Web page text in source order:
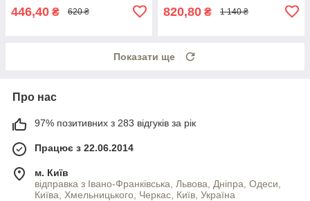
446,40 ₴ 620 ₴ 820,80 ₴ 1 140 ₴
Показати ще
Про нас
97% позитивних з 283 відгуків за рік
Працює з 22.06.2014
м. Київ
відправка з Івано-Франківська, Львова, Дніпра, Одеси,
Київа, Хмельницького, Черкас, Київ, Україна